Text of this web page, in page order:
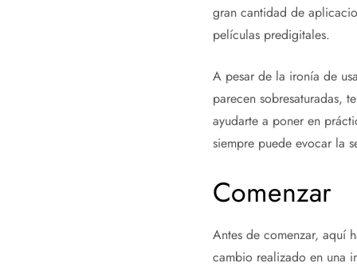
gran cantidad de
películas predigitales.
A pesar de la ironía de
parecen sobresaturadas,
ayudarte a poner en
siempre puede evocar la
Comenzar
Antes de comenzar, aquí
cambio realizado en una